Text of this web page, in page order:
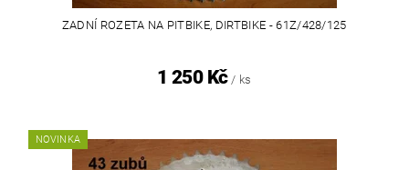
ZADNÍ ROZETA NA PITBIKE, DIRTBIKE - 61Z/428/125
1 250 Kč / ks
NOVINKA